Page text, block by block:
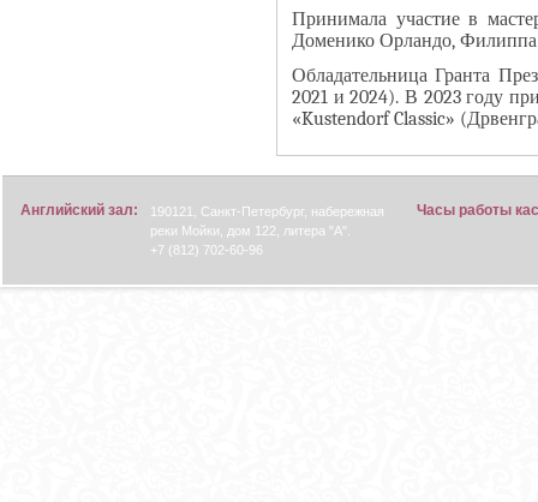
Принимала участие в
Доменико Орландо,
Обладательница Гранта
2021 и 2024). В 2023 году
«Kustendorf Classic»
Английский зал:
190121, Санкт-Петербург, набережная
реки Мойки, дом 122, литера "А".
+7 (812) 702-60-96
Часы работы